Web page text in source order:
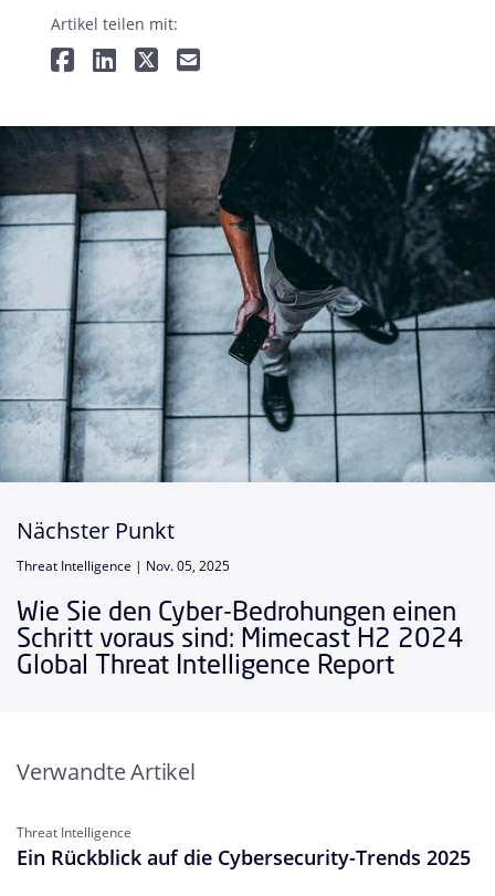
Artikel teilen mit:
Nächster Punkt
Threat Intelligence | Nov. 05, 2025
Wie Sie den Cyber-Bedrohungen einen
Schritt voraus sind: Mimecast H2 2024
Global Threat Intelligence Report
Verwandte Artikel
Threat Intelligence
Ein Rückblick auf die Cybersecurity-Trends 2025